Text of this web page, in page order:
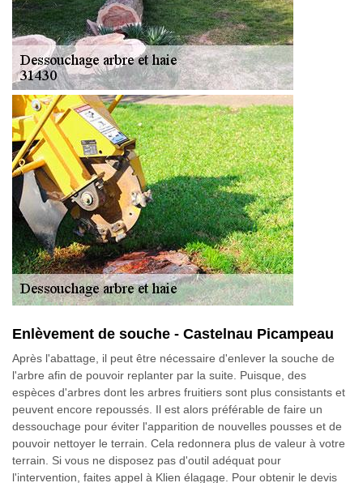
Enlèvement de souche - Castelnau Picampeau
Après l'abattage, il peut être nécessaire d'enlever la souche de
l'arbre afin de pouvoir replanter par la suite. Puisque, des
espèces d'arbres dont les arbres fruitiers sont plus consistants et
peuvent encore repoussés. Il est alors préférable de faire un
dessouchage pour éviter l'apparition de nouvelles pousses et de
pouvoir nettoyer le terrain. Cela redonnera plus de valeur à votre
terrain. Si vous ne disposez pas d'outil adéquat pour
l'intervention, faites appel à Klien élagage. Pour obtenir le devis